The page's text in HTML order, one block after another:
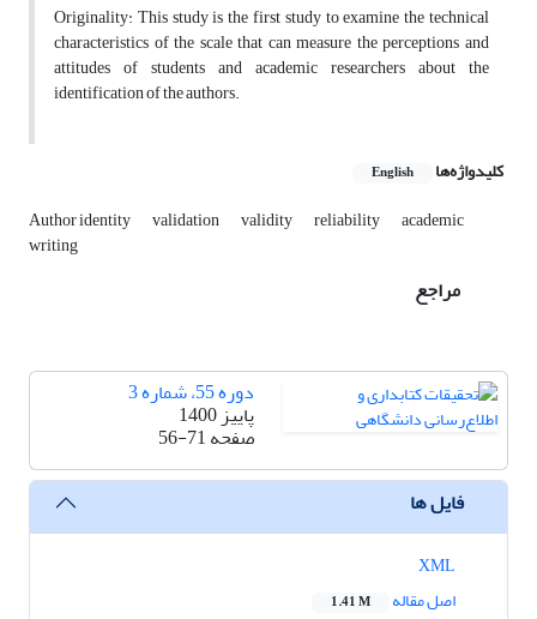
Originality: This study is the first study to examine the technical
characteristics of the scale that can measure the perceptions and
attitudes of students and academic researchers about the
identification of the authors.
کلیدواژه‌ها English
Author identity validation validity reliability academic
writing
مراجع
دوره 55، شماره 3
پاییز 1400
صفحه56-71
فایل ها
اصل مقاله
1.41 M